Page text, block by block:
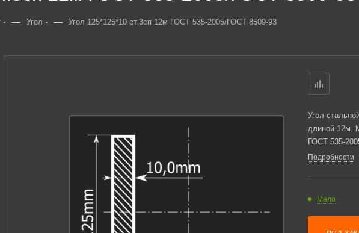
— Угол — Угол 125*125*10 ст.3сп 12м ГОСТ 535-2005/ГОСТ 8509-93
Угол
длиной 12м.
ГОСТ 535-
Подробности
Мало